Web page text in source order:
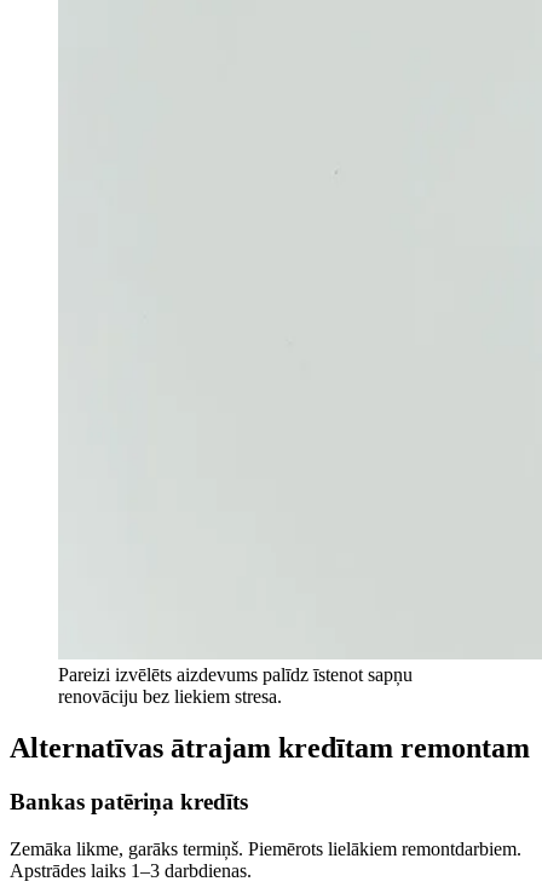
Pareizi izvēlēts aizdevums palīdz īstenot sapņu
renovāciju bez liekiem stresa.
Alternatīvas ātrajam kredītam remontam
Bankas patēriņa kredīts
Zemāka likme, garāks termiņš. Piemērots lielākiem remontdarbiem.
Apstrādes laiks 1–3 darbdienas.